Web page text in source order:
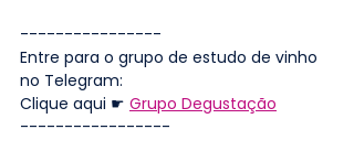
----------------
Entre para o grupo de estudo de vinho
no Telegram:
Clique aqui ☛ Grupo Degustação
-----------------